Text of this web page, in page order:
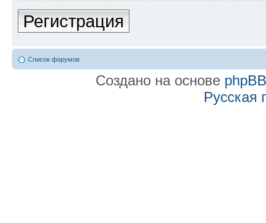
Регистрация
Список форумов
Создано на основе phpBB
Русская